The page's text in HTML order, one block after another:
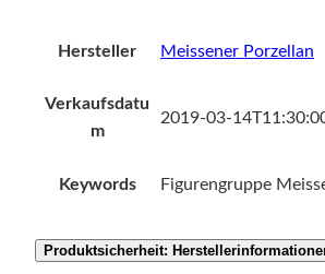
Hersteller Meissener Porzellan
Verkaufsdatu
m
2019-03-
Keywords Figurengruppe
Produktsicherheit: